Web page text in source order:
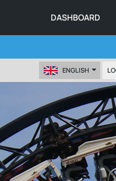
DASHBOARD
ENGLISH